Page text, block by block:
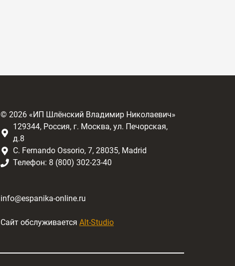
© 2026 «ИП Шлёнский Владимир Николаевич»
129344, Россия, г. Москва, ул. Печорская,
д.8
C. Fernando Ossorio, 7, 28035, Madrid
Телефон: 8 (800) 302-23-40
info@espanika-online.ru
Сайт обслуживается Alt-Studio